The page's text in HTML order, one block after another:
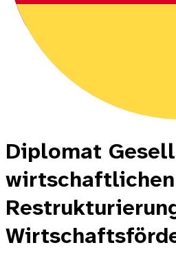
Diplomat
wirtschaftlichen